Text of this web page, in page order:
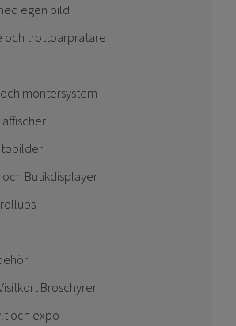
egen bild
och trottoarpratare
och montersystem
Butikdisplayer
Broschyrer
och expo